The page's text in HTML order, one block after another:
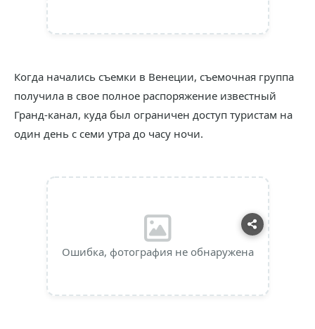
Когда начались съемки в Венеции, съемочная группа
получила в свое полное распоряжение известный
Гранд-канал, куда был ограничен доступ туристам на
один день с семи утра до часу ночи.
Ошибка, фотография не обнаружена